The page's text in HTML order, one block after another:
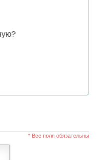
* Все поля обязательны